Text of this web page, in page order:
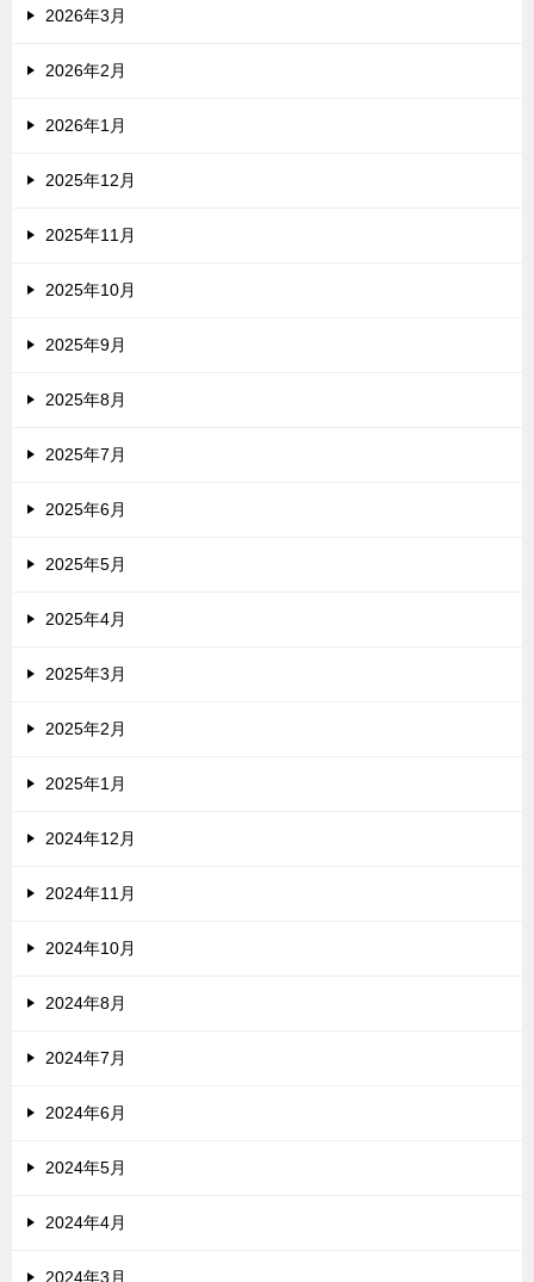
2026年3月
2026年2月
2026年1月
2025年12月
2025年11月
2025年10月
2025年9月
2025年8月
2025年7月
2025年6月
2025年5月
2025年4月
2025年3月
2025年2月
2025年1月
2024年12月
2024年11月
2024年10月
2024年8月
2024年7月
2024年6月
2024年5月
2024年4月
2024年3月